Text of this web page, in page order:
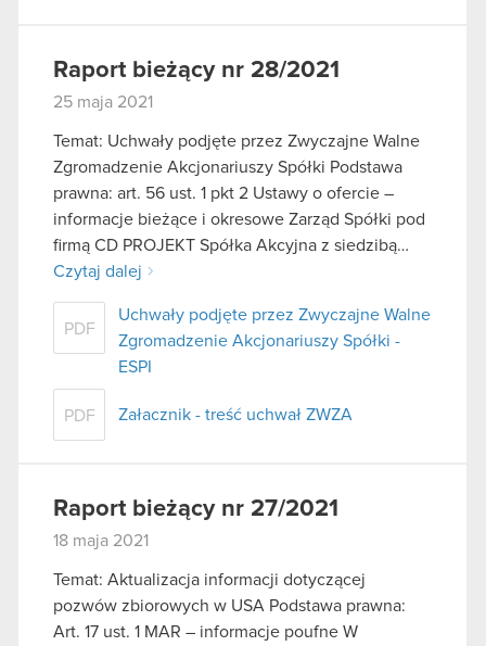
Raport bieżący nr 28/2021
25 maja 2021
Temat: Uchwały podjęte przez Zwyczajne Walne
Zgromadzenie Akcjonariuszy Spółki Podstawa
prawna: art. 56 ust. 1 pkt 2 Ustawy o ofercie –
informacje bieżące i okresowe Zarząd Spółki pod
firmą CD PROJEKT Spółka Akcyjna z siedzibą…
Czytaj dalej
PDF
Uchwały podjęte przez Zwyczajne Walne
Zgromadzenie Akcjonariuszy Spółki -
ESPI
PDF Załacznik - treść uchwał ZWZA
Raport bieżący nr 27/2021
18 maja 2021
Temat: Aktualizacja informacji dotyczącej
pozwów zbiorowych w USA Podstawa prawna:
Art. 17 ust. 1 MAR – informacje poufne W